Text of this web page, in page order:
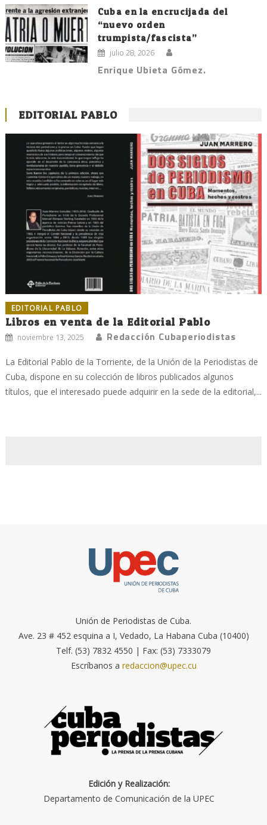
Cuba en la encrucijada del
“nuevo orden
trumpista/fascista”
julio 28, 2026
Enrique Ubieta Gómez.
EDITORIAL PABLO
EDITORIAL PABLO
Libros en venta de la Editorial Pablo
noviembre 13, 2025 Redacción Cubaperiodistas
La Editorial Pablo de la Torriente, de la Unión de la Periodistas de
Cuba, dispone en su colección de libros publicados algunos
títulos, que el interesado puede adquirir en la sede de la editorial,...
Unión de Periodistas de Cuba.
Ave. 23 # 452 esquina a I, Vedado, La Habana Cuba (10400)
Telf. (53) 7832 4550 | Fax: (53) 7333079
Escríbanos a redaccion@upec.cu
Edición y Realización:
Departamento de Comunicación de la UPEC